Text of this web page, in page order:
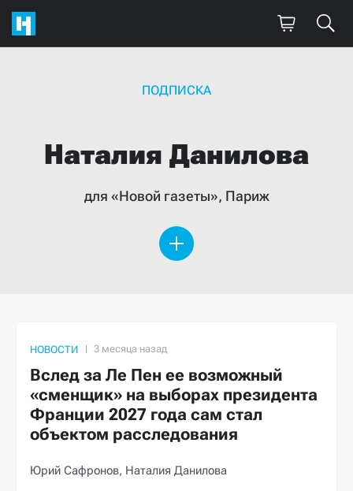
ПОДПИСКА
Наталия Данилова
для «Новой газеты», Париж
НОВОСТИ
Вслед за Ле Пен ее возможный
«сменщик» на выборах президента
Франции 2027 года сам стал
объектом расследования
Юрий Сафронов, Наталия Данилова